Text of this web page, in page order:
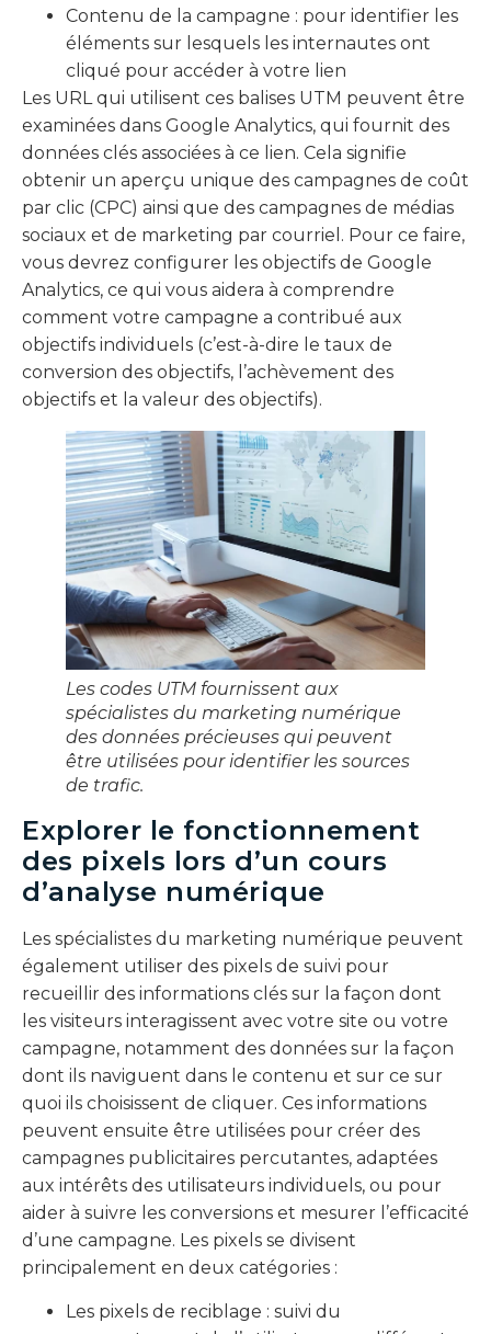
Contenu de la campagne : pour identifier les
éléments sur lesquels les internautes ont
cliqué pour accéder à votre lien
Les URL qui utilisent ces balises UTM peuvent être
examinées dans Google Analytics, qui fournit des
données clés associées à ce lien. Cela signifie
obtenir un aperçu unique des campagnes de coût
par clic (CPC) ainsi que des campagnes de médias
sociaux et de marketing par courriel. Pour ce faire,
vous devrez configurer les objectifs de Google
Analytics, ce qui vous aidera à comprendre
comment votre campagne a contribué aux
objectifs individuels (c’est-à-dire le taux de
conversion des objectifs, l’achèvement des
objectifs et la valeur des objectifs).
Les codes UTM fournissent aux
spécialistes du marketing numérique
des données précieuses qui peuvent
être utilisées pour identifier les sources
de trafic.
Explorer le fonctionnement
des pixels lors d’un cours
d’analyse numérique
Les spécialistes du marketing numérique peuvent
également utiliser des pixels de suivi pour
recueillir des informations clés sur la façon dont
les visiteurs interagissent avec votre site ou votre
campagne, notamment des données sur la façon
dont ils naviguent dans le contenu et sur ce sur
quoi ils choisissent de cliquer. Ces informations
peuvent ensuite être utilisées pour créer des
campagnes publicitaires percutantes, adaptées
aux intérêts des utilisateurs individuels, ou pour
aider à suivre les conversions et mesurer l’efficacité
d’une campagne. Les pixels se divisent
principalement en deux catégories :
Les pixels de reciblage : suivi du